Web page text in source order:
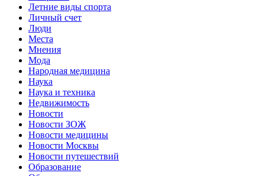
Летние виды спорта
Личный счет
Люди
Места
Мнения
Мода
Народная медицина
Наука
Наука и техника
Недвижимость
Новости
Новости ЗОЖ
Новости медицины
Новости Москвы
Новости путешествий
Образование